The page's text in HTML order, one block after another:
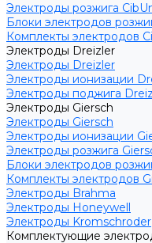
Электроды розжига
Блоки электродов
Комплекты электродов
Электроды Dreizler
Электроды Dreizler
Электроды ионизации
Электроды поджига
Электроды Giersch
Электроды Giersch
Электроды ионизации
Электроды розжига
Блоки электродов
Комплекты электродов
Электроды Brahma
Электроды Honeywell
Электроды Kromschroder
Комплектующие